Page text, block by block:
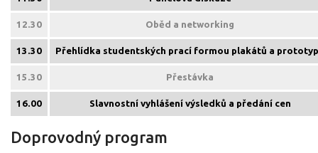
12.30 Oběd a networking
13.30 Přehlídka studentských prací formou plakátů a
15.30 Přestávka
16.00 Slavnostní vyhlášení výsledků a předání cen
Doprovodný program